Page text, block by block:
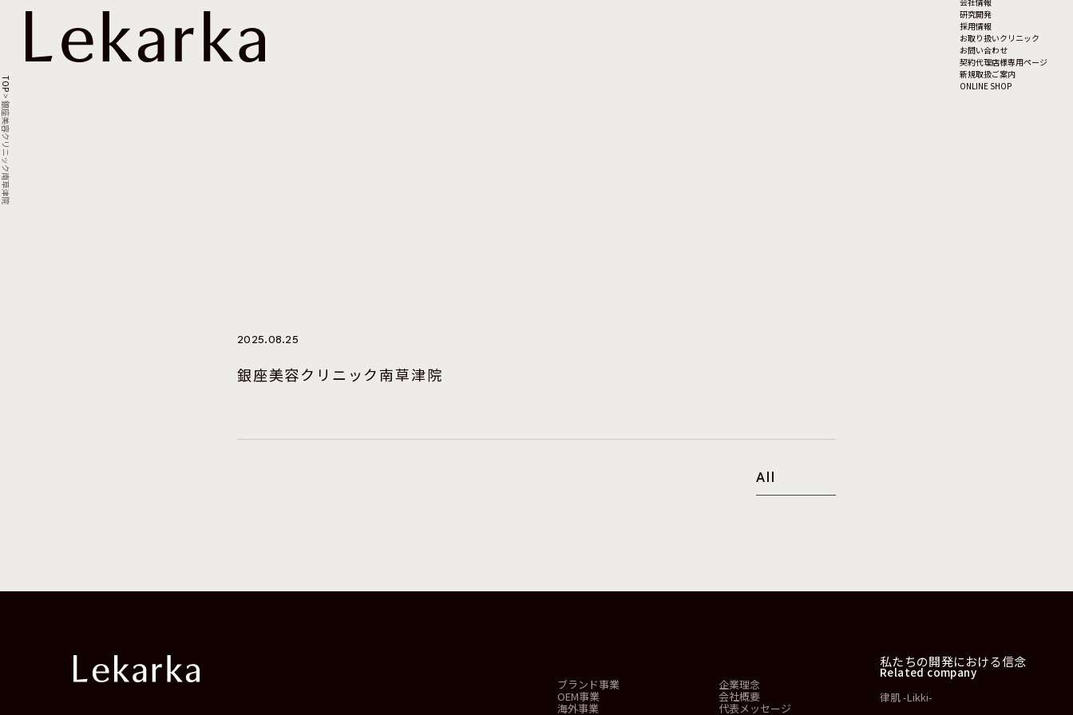
研究開発
採用情報
お取り扱いクリニック
お問い合わせ
契約代理店様専用ページ
新規取扱ご案内
ONLINE SHOP
TOP
>
銀座美容クリニック南草津院
2025.08.25
銀座美容クリニック南草津院
All
ブランド事業
OEM事業
海外事業
企業理念
会社概要
代表メッセージ
私たちの開発における信念
Related company
律肌 -Likki-